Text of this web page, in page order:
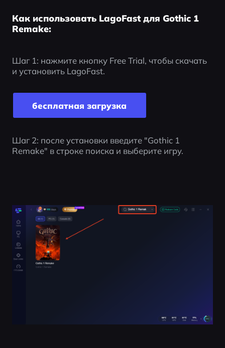
Как использовать LagoFast для Gothic 1
Remake:
Шаг 1: нажмите кнопку Free Trial, чтобы скачать
и установить LagoFast.
бесплатная загрузка
Шаг 2: после установки введите "Gothic 1
Remake" в строке поиска и выберите игру.